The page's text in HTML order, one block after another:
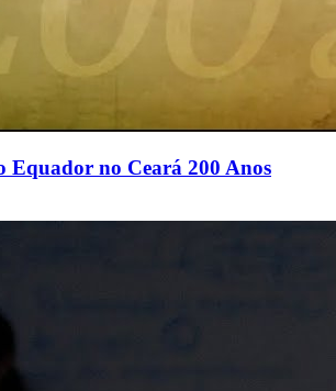
Equador no Ceará 200 Anos